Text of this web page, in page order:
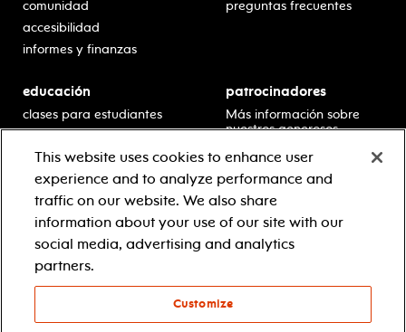
comunidad
accesibilidad
informes y finanzas
preguntas frecuentes
educación
clases para estudiantes
escolar
residencias en escuelas
desarrollo profesional
recursos para docentes
comuníquese con el
equipo educativo
patrocinadores
Más información sobre
nuestros generosos
This website uses cookies to enhance user
experience and to analyze performance and
traffic on our website. We also share
information about your use of our site with our
social media, advertising and analytics
partners.
Customize